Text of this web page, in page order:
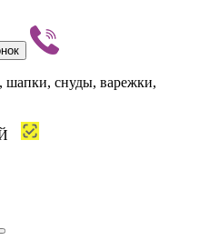
шапки, снуды, варежки,